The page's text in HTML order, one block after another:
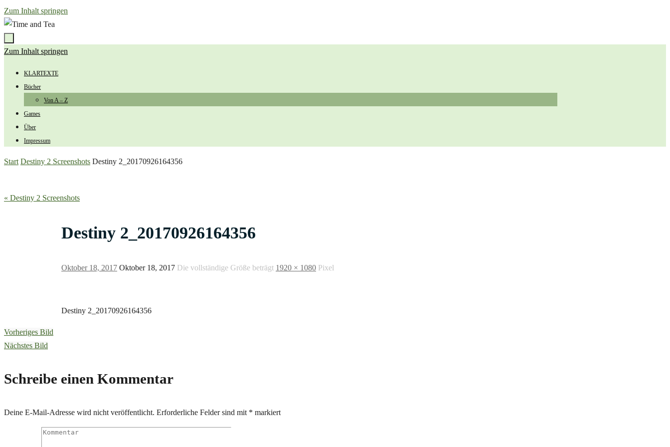
Zum Inhalt springen
Zum Inhalt springen
KLARTEXTE
Bücher
Von A – Z
Games
Über
Impressum
Start Destiny 2 Screenshots Destiny 2_20170926164356
« Destiny 2 Screenshots
Destiny 2_20170926164356
Oktober 18, 2017 Oktober 18, 2017 Die vollständige Größe beträgt 1920 × 1080 Pixel
Destiny 2_20170926164356
Vorheriges Bild
Nächstes Bild
Schreibe einen Kommentar
Deine E-Mail-Adresse wird nicht veröffentlicht. Erforderliche Felder sind mit * markiert